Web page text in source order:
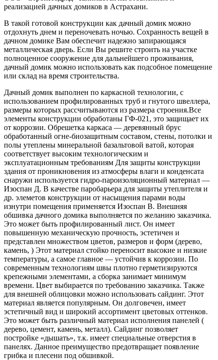
реализацией дачных домиков в Астрахани.
В такой готовой конструкции как дачный домик можно
отдохнуть днем и переночевать ночью. Сохранность вещей в
дачном домике Вам обеспечит надежно запирающаяся
металлическая дверь. Если Вы решите строить на участке
полноценное сооружение для дальнейшего проживания,
дачный домик можно использовать как подсобное помещение
или склад на время строительства.
Дачный домик выполнен по каркасной технологии, с
использованием профилированных труб и гнутого швеллера,
размеры которых рассчитываются из размера строения.Все
элементы конструкции обработаны ГФ-021, это защищает их
от коррозии. Обрешетка каркаса — деревянный брус
обработанный огне-биозащитным составом, стены, потолки и
полы утеплены минеральной базальтовой ватой, которая
соответствует высоким технологическим и
эксплуатационным требованиям Для защиты конструкции
здания от проникновения из атмосферы влаги и конденсата
снаружи используется гидро-пароизоляционный материал —
Изоспан Д. В качестве паробарьера для защиты утеплителя и
др. элеметов конструкции от насыщения парами воды
изнутри помещения применяется Изоспан В. Внешняя
обшивка дачного домика выполняется по желанию заказчика.
Это может быть профилированный лист. Он имеет
повышенную механическую прочность, эстетичен и
представлен множеством цветов, размеров и форм (дерево,
камень, ) Этот материал стойко переносит высокие и низкие
температуры, а самое главное — устойчив к коррозии. По
современным технологиям швы плотно герметизируются
крепежными элементами, а сборка занимает минимум
времени. Цвет выбирается по требованию заказчика. Также
для внешней облицовки можно использовать сайдинг. Этот
материал является популярным. Он долговечен, имеет
эстетичный вид и широкий ассортимент цветовых оттенков.
Это может быть различный материал исполнения панелей (
дерево, цемент, камень, металл). Сайдинг позволяет
постройке «дышать», т.к. имеет специальные отверстия в
панелях. Данное преимущество предотвращает появление
грибка и плесени под обшивкой.